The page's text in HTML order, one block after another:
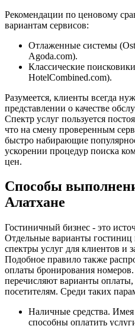
Рекомендации по ценовому
вариантам сервисов:
Отлаженные системы
Agoda.com).
Классические
HotelCombined.com).
Разумеется, клиенты всегда
представлении о качестве
Спектр услуг пользуется
что на смену проверенным
быстро набирающие
ускорении процедур поиска
цен.
Способы
Алатхане
Гостиничный бизнес - это
Отдельные варианты
спектры услуг для клиентов и
Подобное правило также
оплаты бронирования
перечисляют варианты
посетителям. Среди таких
Наличные средства.
способны оплатить